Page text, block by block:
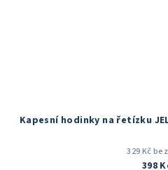
Kapesní hodinky na řetízku
329 Kč
398